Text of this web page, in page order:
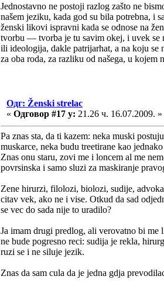
Jednostavno ne postoji razlog zašto ne
našem jeziku, kada god su bila potrebna, i
ženski likovi ispravni kada se odnose na
tvorbu — tvorba je tu savim okej, i uvek se
ili ideologija, dakle patrijarhat, a na koju se
za oba roda, za razliku od našega, u kojem
Одг: Ženski strelac
« Одговор #17 у: 21.26 ч. 16.07.2009. »
Pa znas sta, da ti kazem: neka muski
muskarce, neka budu treetirane kao
Znas onu staru, zovi me i loncem al me
povrsinska i samo sluzi za maskiranje
Zene hirurzi, filolozi, biolozi, sudije,
citav vek, ako ne i vise. Otkud da sad
se vec do sada nije to uradilo?
Ja imam drugi predlog, ali verovatno bi
ne bude pogresno reci: sudija je rekla,
ruzi se i ne siluje jezik.
Znas da sam cula da je jedna gdja